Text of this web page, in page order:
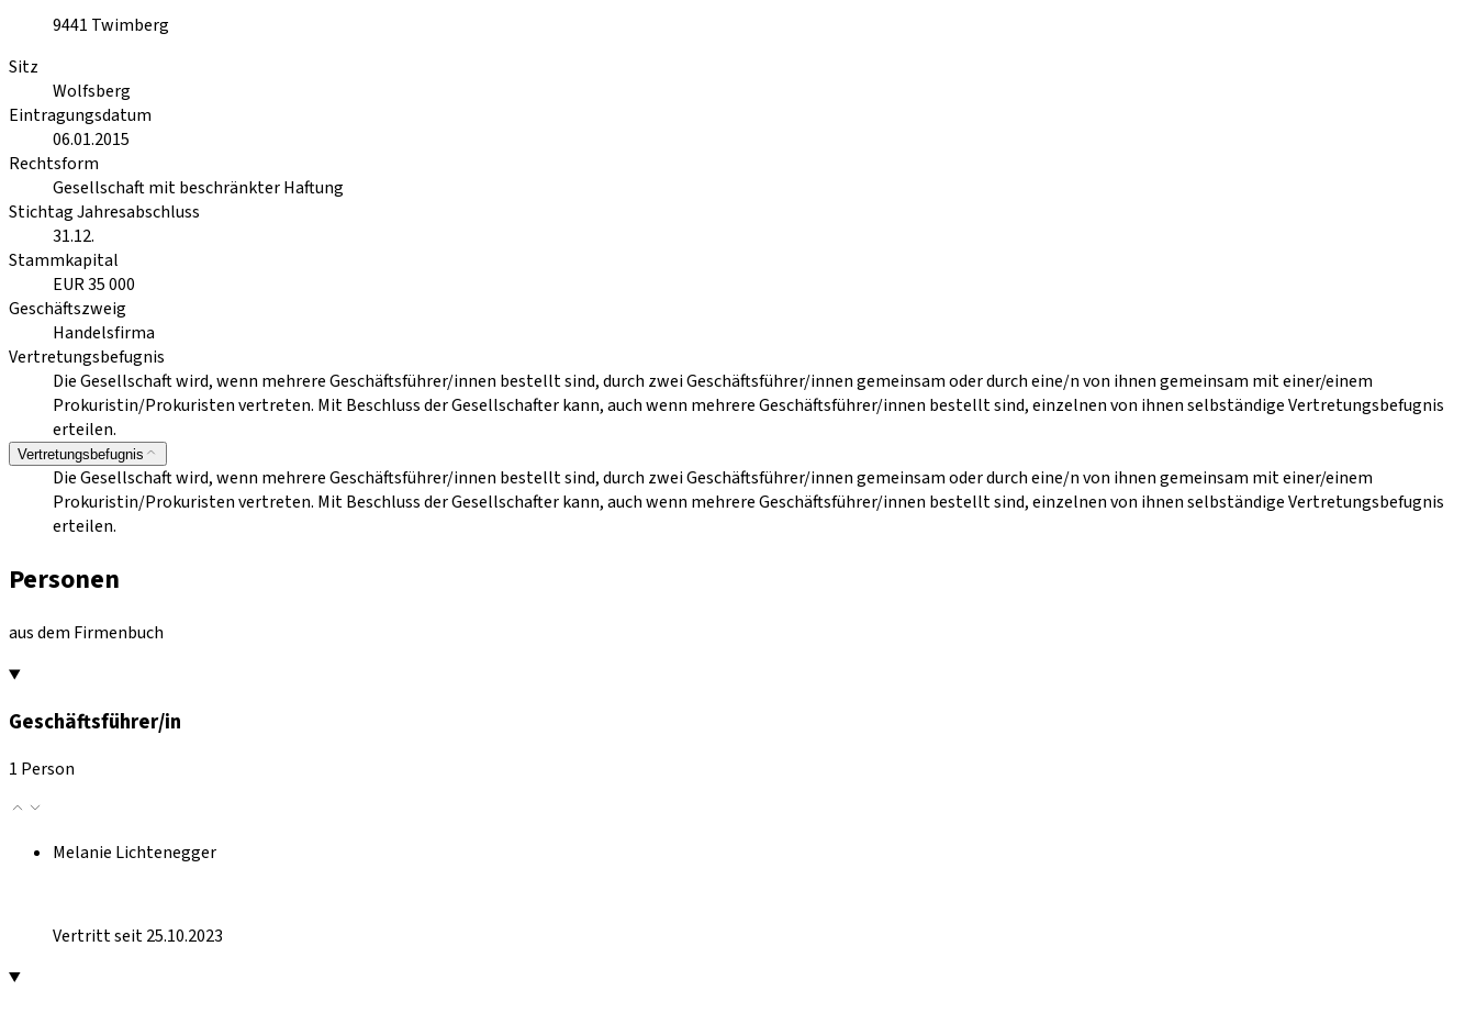
9441 Twimberg
Sitz
Wolfsberg
Eintragungsdatum
06.01.2015
Rechtsform
Gesellschaft mit beschränkter Haftung
Stichtag Jahresabschluss
31.12.
Stammkapital
EUR 35 000
Geschäftszweig
Handelsfirma
Vertretungsbefugnis
Die Gesellschaft wird, wenn mehrere Geschäftsführer/innen bestellt sind, durch zwei Geschäftsführer/innen gemeinsam oder durch eine/n von ihnen gemeinsam mit einer/einem
Prokuristin/Prokuristen vertreten. Mit Beschluss der Gesellschafter kann, auch wenn mehrere Geschäftsführer/innen bestellt sind, einzelnen von ihnen selbständige Vertretungsbefugnis
erteilen.
Vertretungsbefugnis
Die Gesellschaft wird, wenn mehrere Geschäftsführer/innen bestellt sind, durch zwei Geschäftsführer/innen gemeinsam oder durch eine/n von ihnen gemeinsam mit einer/einem
Prokuristin/Prokuristen vertreten. Mit Beschluss der Gesellschafter kann, auch wenn mehrere Geschäftsführer/innen bestellt sind, einzelnen von ihnen selbständige Vertretungsbefugnis
erteilen.
Personen
aus dem Firmenbuch
Geschäftsführer/in
1 Person
Melanie Lichtenegger
Vertritt seit 25.10.2023